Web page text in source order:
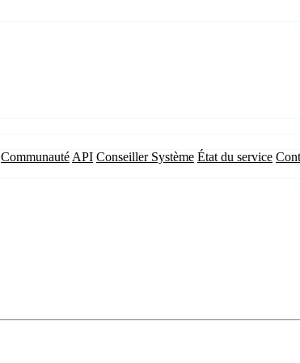
Communauté API Conseiller Système État du service